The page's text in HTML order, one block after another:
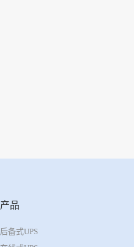
产品
后备式UPS